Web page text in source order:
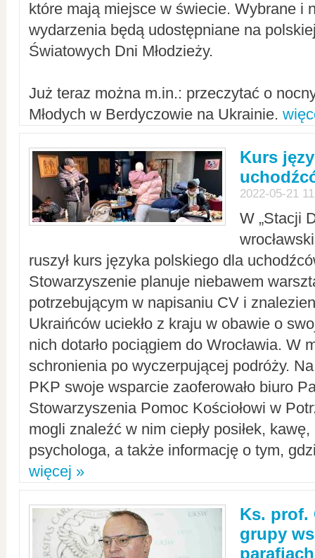
które mają miejsce w świecie. Wybrane i
wydarzenia będą udostępniane na
Światowych Dni Młodzieży.
Już teraz można m.in.: przeczytać o
Młodych w Berdyczowie na Ukrainie.
Kurs
2022-05-21
W „Stacji
ruszył kurs języka polskiego dla
Stowarzyszenie planuje niebawem
potrzebującym w napisaniu CV i
Ukraińców uciekło z kraju w obawie o
nich dotarło pociągiem do Wrocławia. W
schronienia po wyczerpującej podróży.
PKP swoje wsparcie zaoferowało biuro
Stowarzyszenia Pomoc Kościołowi w
mogli znaleźć w nim ciepły posiłek,
psychologa, a także informację o tym,
więcej »
Ks. prof.
grupy
parafiach